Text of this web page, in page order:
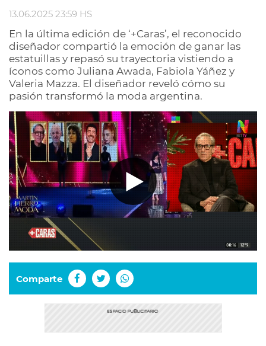
13.06.2025 23:59 HS
En la última edición de ‘+Caras’, el reconocido
diseñador compartió la emoción de ganar las
estatuillas y repasó su trayectoria vistiendo a
íconos como Juliana Awada, Fabiola Yáñez y
Valeria Mazza. El diseñador reveló cómo su
pasión transformó la moda argentina.
Comparte